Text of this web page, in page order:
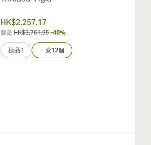
HK$2,257.17
曾是 HK$3,761.95 -40%
樣品3 一盒12個